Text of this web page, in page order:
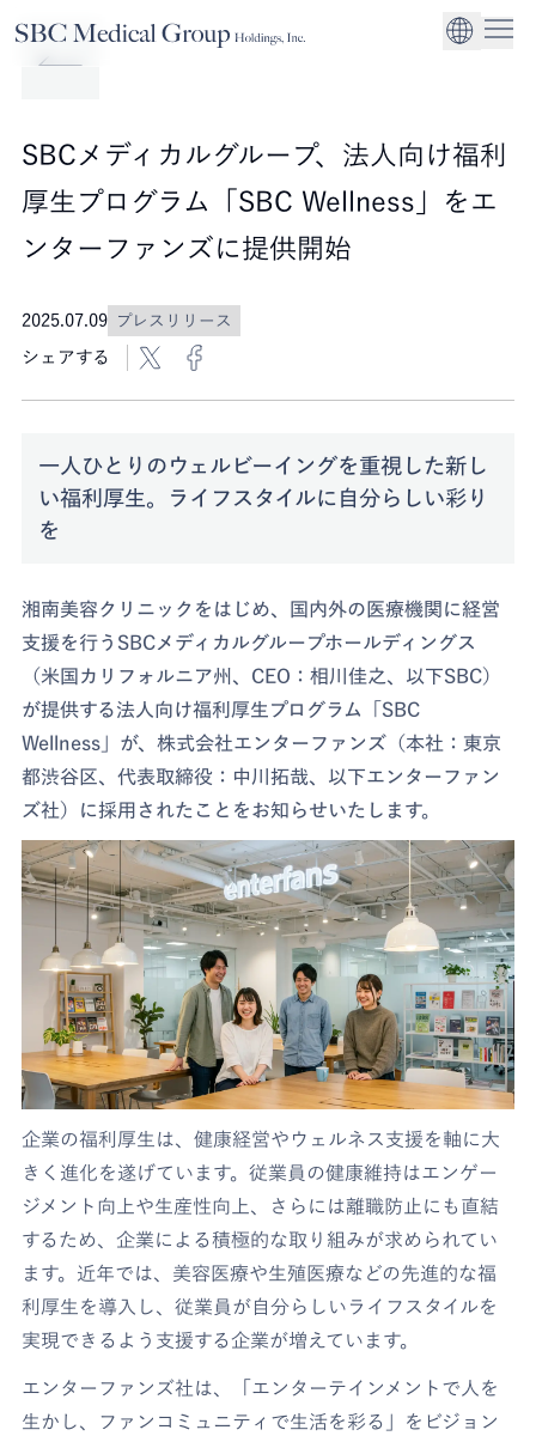
Company
Service
法人事業
Sustainability
ガバナンス
SBCメディカルグループ、法人向け福利
厚生プログラム「SBC Wellness」をエ
ンターファンズに提供開始
2025.07.09 プレスリリース
シェアする
一人ひとりのウェルビーイングを重視した新し
い福利厚生。ライフスタイルに自分らしい彩り
を
湘南美容クリニックをはじめ、国内外の医療機関に経営
支援を行うSBCメディカルグループホールディングス
（米国カリフォルニア州、CEO：相川佳之、以下SBC）
が提供する法人向け福利厚生プログラム「SBC
Wellness」が、株式会社エンターファンズ（本社：東京
都渋谷区、代表取締役：中川拓哉、以下エンターファン
ズ社）に採用されたことをお知らせいたします。
企業の福利厚生は、健康経営やウェルネス支援を軸に大
きく進化を遂げています。従業員の健康維持はエンゲー
ジメント向上や生産性向上、さらには離職防止にも直結
するため、企業による積極的な取り組みが求められてい
ます。近年では、美容医療や生殖医療などの先進的な福
利厚生を導入し、従業員が自分らしいライフスタイルを
実現できるよう支援する企業が増えています。
エンターファンズ社は、「エンターテインメントで人を
生かし、ファンコミュニティで生活を彩る」をビジョン